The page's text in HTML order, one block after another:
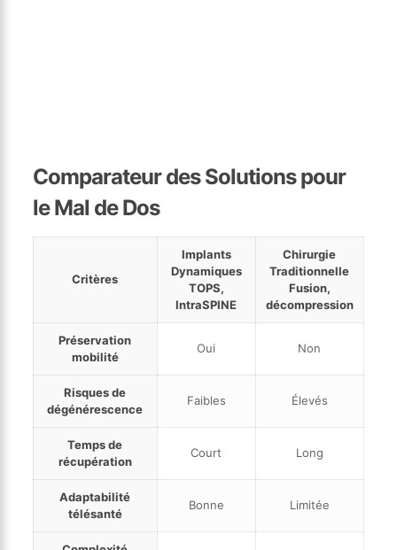
Comparateur des Solutions pour
le Mal de Dos
Critères
Implants
Dynamiques
TOPS,
IntraSPINE
Chirurgie
Traditionnelle
Fusion,
décompression
Préservation
mobilité
Oui Non
Risques de
dégénérescence
Faibles Élevés
Temps de
récupération
Court Long
Adaptabilité
télésanté
Bonne Limitée